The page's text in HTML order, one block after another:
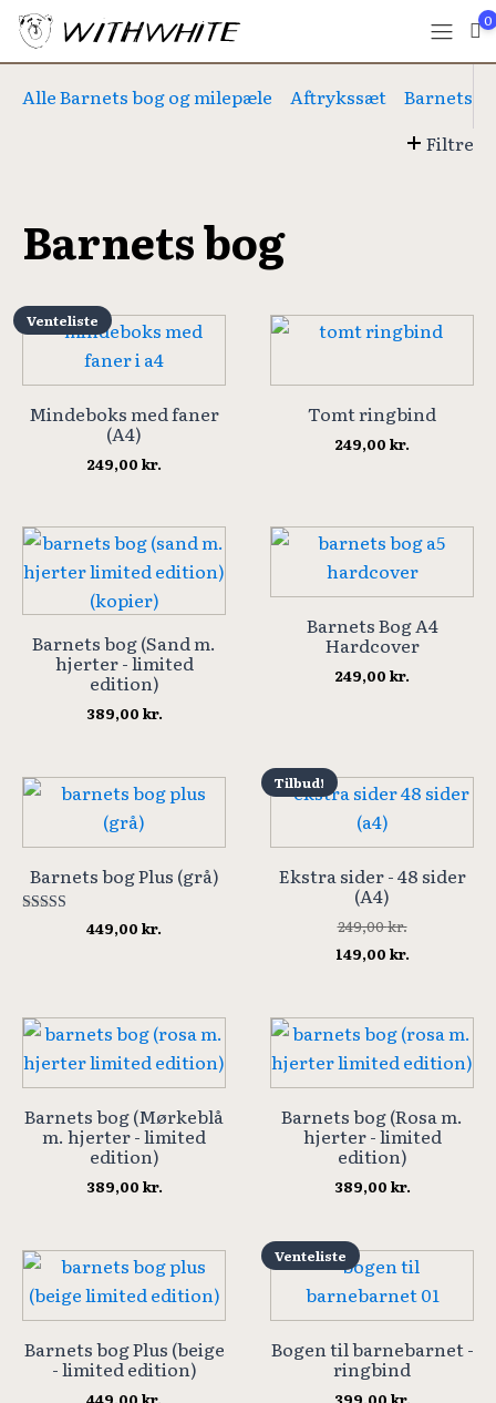
0
Alle Barnets bog og milepæle Aftrykssæt
Barnets
Filtre
Barnets bog
Venteliste
Mindeboks med faner
(A4)
249,00 kr.
Tomt ringbind
249,00 kr.
Barnets bog (Sand m.
hjerter - limited
edition)
389,00 kr.
Barnets Bog A4
Hardcover
249,00 kr.
Barnets bog Plus (grå)
Vurderet449,00 kr.
Tilbud!
Ekstra sider - 48 sider
(A4)
249,00kr.
Den
var:
249,00 kr..
149,00 kr.
er:
149,00 kr..
Barnets bog (Mørkeblå
m. hjerter - limited
edition)
389,00 kr.
Barnets bog (Rosa m.
hjerter - limited
edition)
389,00 kr.
Barnets bog Plus (beige
- limited edition)
449,00 kr.
Venteliste
Bogen til barnebarnet -
ringbind
399,00 kr.